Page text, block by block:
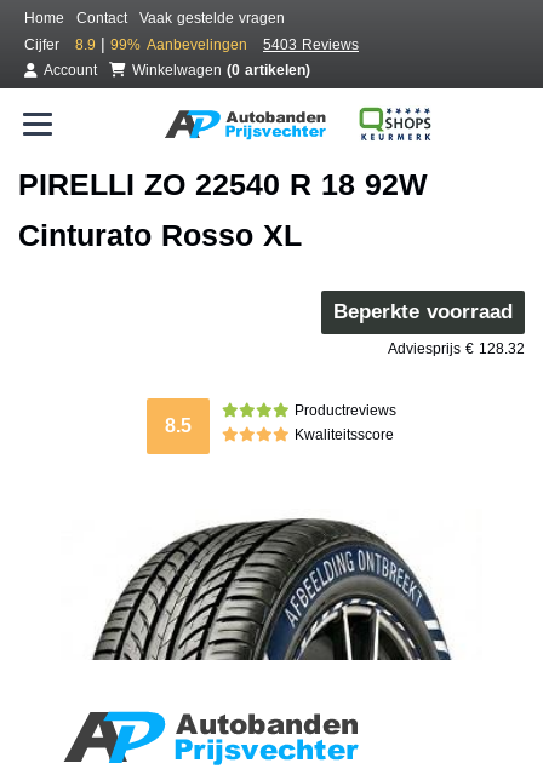
Home Contact
Vaak gestelde vragen
Cijfer
8.9 | 99% Aanbevelingen
5403 Reviews
Account
Winkelwagen (0 artikelen)
PIRELLI ZO 22540 R 18 92W
Cinturato Rosso XL
Beperkte voorraad
Adviesprijs € 128.32
8.5
Productreviews
Kwaliteitsscore